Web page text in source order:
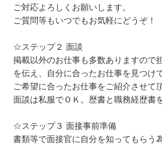
ご対応よろしくお願いします。
ご質問等もいつでもお気軽にどうぞ！
☆ステップ２ 面談
掲載以外のお仕事も多数ありますので
を伝え、自分に合ったお仕事を見つけ
ご希望に合ったお仕事をご紹介させて
面談は私服でＯＫ。歴書と職務経歴書
☆ステップ３ 面接事前準備
書類等で面接官に自分を知ってもらう